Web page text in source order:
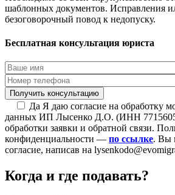
шаблонных документов. Исправления
безоговорочный повод к недопуску.
Бесплатная консультация юриста
Да Я даю согласие на обработку
данных ИП Лысенко Д.О. (ИНН
обработки заявки и обратной связи.
конфиденциальности — по ссылке. Вы
согласие, написав на
Когда и где подавать?